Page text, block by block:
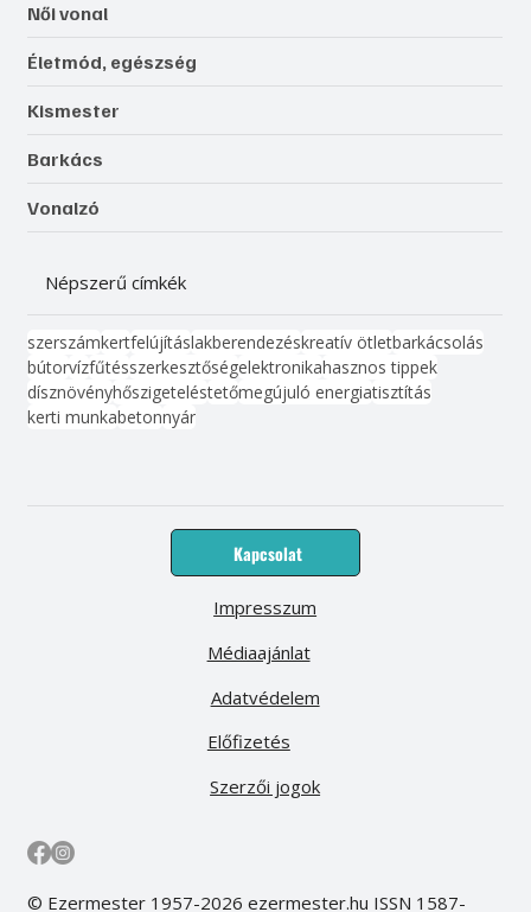
Női vonal
Életmód, egészség
Kismester
Barkács
Vonalzó
Népszerű címkék
szerszámkertfelújításlakberendezéskreatív ötletbarkácsolás
bútorvízfűtésszerkesztőségelektronikahasznos tippek
dísznövényhőszigeteléstetőmegújuló energiatisztítás
kerti munkabetonnyár
Kapcsolat
Médiaajánlat
Előfizetés
Impresszum
Adatvédelem
Szerzői jogok
© Ezermester 1957-2026 ezermester.hu ISSN 1587-